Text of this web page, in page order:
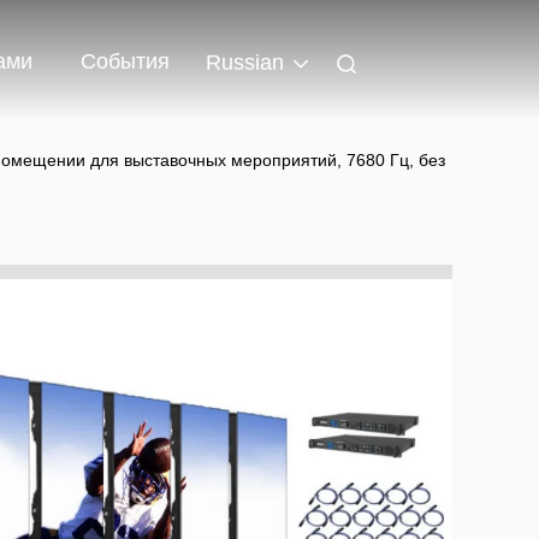
События Russian
для выставочных мероприятий, 7680 Гц, без